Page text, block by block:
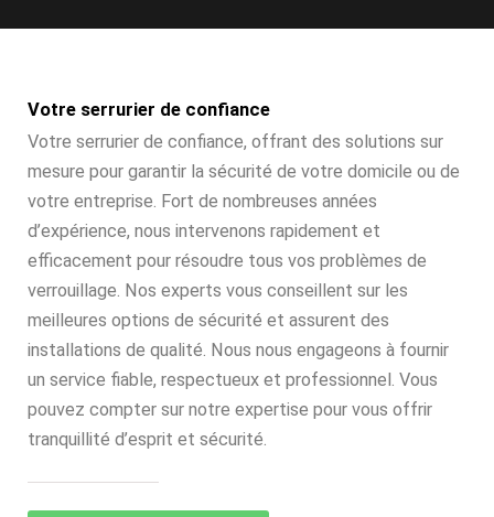
Votre serrurier de confiance
Votre serrurier de confiance, offrant des solutions sur
mesure pour garantir la sécurité de votre domicile ou de
votre entreprise. Fort de nombreuses années
d’expérience, nous intervenons rapidement et
efficacement pour résoudre tous vos problèmes de
verrouillage. Nos experts vous conseillent sur les
meilleures options de sécurité et assurent des
installations de qualité. Nous nous engageons à fournir
un service fiable, respectueux et professionnel. Vous
pouvez compter sur notre expertise pour vous offrir
tranquillité d’esprit et sécurité.